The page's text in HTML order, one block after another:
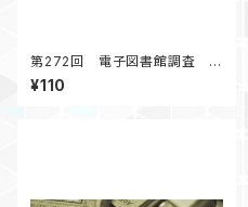
第272回 電子図書館調査 コ
ロナ禍以降の展開 「デジタル
出版よもやま話」 2025年4月
¥110